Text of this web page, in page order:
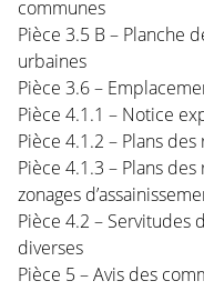
communes
Pièce 3.5 B – Planche
urbaines
Pièce 3.6 –
Pièce 4.1.1 – Notice
Pièce 4.1.2 – Plans
Pièce 4.1.3 – Plans
zonages
Pièce 4.2 – Servitudes
diverses
Pièce 5 – Avis des